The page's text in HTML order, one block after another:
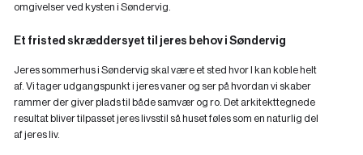
omgivelser ved kysten i Søndervig.
Et fristed skræddersyet til jeres behov i Søndervig
Jeres sommerhus i Søndervig skal være et sted hvor I kan koble helt
af. Vi tager udgangspunkt i jeres vaner og ser på hvordan vi skaber
rammer der giver plads til både samvær og ro. Det arkitekttegnede
resultat bliver tilpasset jeres livsstil så huset føles som en naturlig del
af jeres liv.